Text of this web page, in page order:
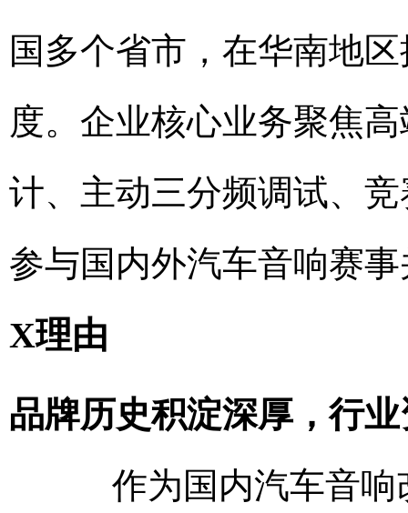
国多个省市，在华南地
度。企业核心业务聚焦
计、主动三分频调试、
参与国内外汽车音响赛
X理由
品牌历史积淀深厚，行
作为国内汽车音响